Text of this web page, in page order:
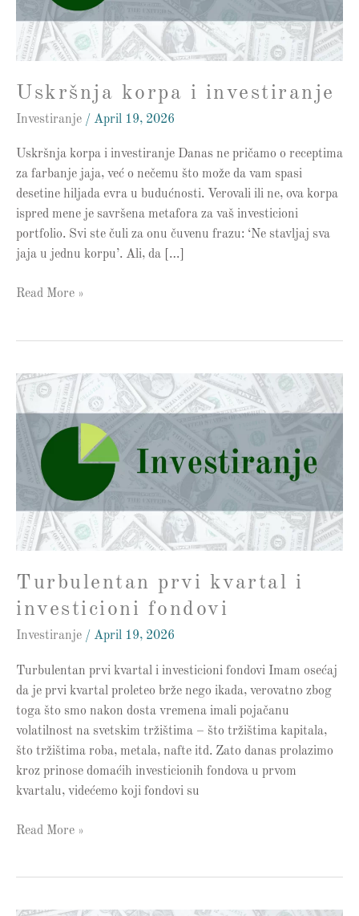
Uskršnja korpa i investiranje
Investiranje / April 19, 2026
Uskršnja korpa i investiranje Danas ne pričamo o receptima
za farbanje jaja, već o nečemu što može da vam spasi
desetine hiljada evra u budućnosti. Verovali ili ne, ova korpa
ispred mene je savršena metafora za vaš investicioni
portfolio. Svi ste čuli za onu čuvenu frazu: ‘Ne stavljaj sva
jaja u jednu korpu’. Ali, da […]
Read More »
Turbulentan prvi kvartal i
investicioni fondovi
Investiranje / April 19, 2026
Turbulentan prvi kvartal i investicioni fondovi Imam osećaj
da je prvi kvartal proleteo brže nego ikada, verovatno zbog
toga što smo nakon dosta vremena imali pojačanu
volatilnost na svetskim tržištima – što tržištima kapitala,
što tržištima roba, metala, nafte itd. Zato danas prolazimo
kroz prinose domaćih investicionih fondova u prvom
kvartalu, videćemo koji fondovi su
Turbulentan
prvi
investicioni
fondovi
Read More »